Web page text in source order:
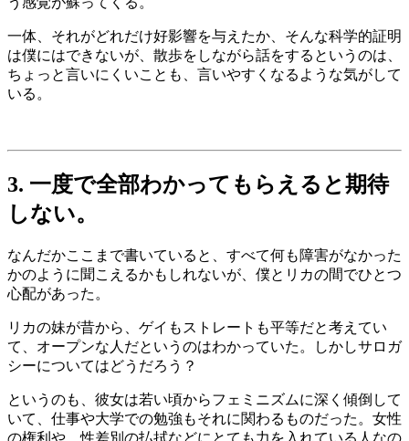
一体、それがどれだけ好影響を与えたか、そんな科学的証明
は僕にはできないが、散歩をしながら話をするというのは、
ちょっと言いにくいことも、言いやすくなるような気がして
いる。
3. 一度で全部わかってもらえると期待
しない。
なんだかここまで書いていると、すべて何も障害がなかった
かのように聞こえるかもしれないが、僕とリカの間でひとつ
心配があった。
リカの妹が昔から、ゲイもストレートも平等だと考えてい
て、オープンな人だというのはわかっていた。しかしサロガ
シーについてはどうだろう？
というのも、彼女は若い頃からフェミニズムに深く傾倒して
いて、仕事や大学での勉強もそれに関わるものだった。女性
の権利や、性差別の払拭などにとても力を入れている人なの